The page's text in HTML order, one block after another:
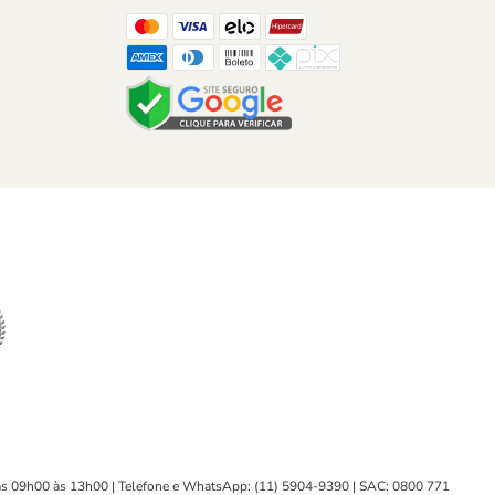
FacebookInstagramLinkedInTikTok
09h00 às 13h00 | Telefone e WhatsApp: (11) 5904-9390 | SAC: 0800 771